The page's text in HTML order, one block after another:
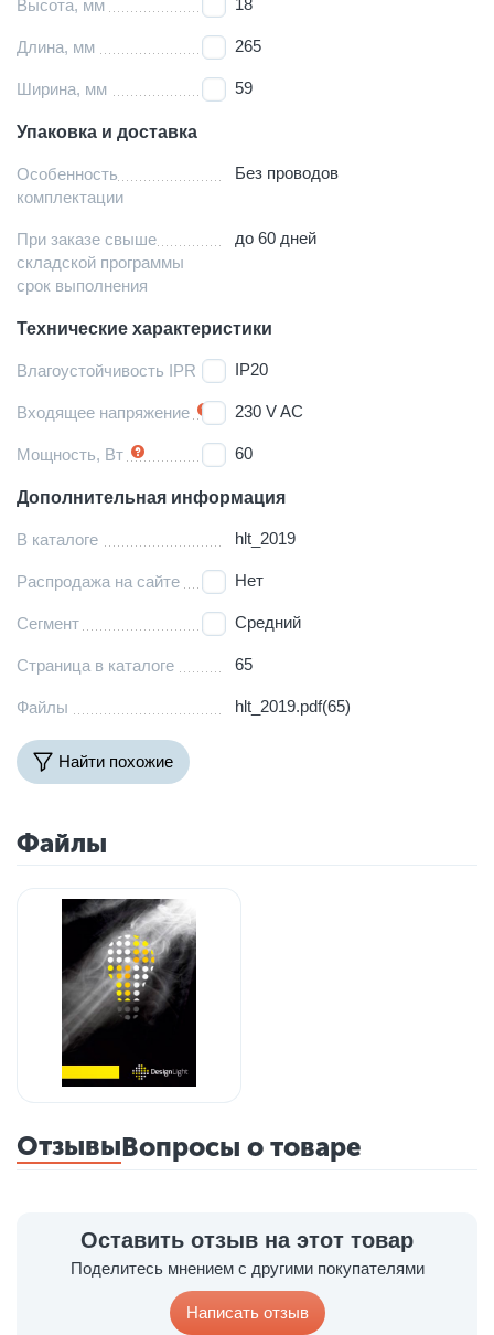
Высота, мм
Длина, мм 265
Ширина, мм 59
Упаковка и доставка
Особенность
комплектации
Без проводов
При заказе свыше
складской программы
срок выполнения
до 60 дней
Технические характеристики
Влагоустойчивость IPR IP20
Входящее напряжение 230 V AC
Мощность, Вт 60
Дополнительная информация
В каталоге hlt_2019
Распродажа на сайте Нет
Сегмент Средний
Страница в каталоге 65
Файлы hlt_2019.pdf(65)
Найти похожие
Файлы
ОтзывыВопросы о товаре
Оставить отзыв на этот товар
Поделитесь мнением с другими покупателями
Написать отзыв